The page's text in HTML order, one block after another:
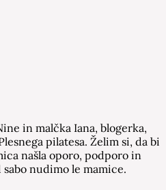
in malčka Iana, blogerka,
pilatesa. Želim si, da bi
našla oporo, podporo in
nudimo le mamice.